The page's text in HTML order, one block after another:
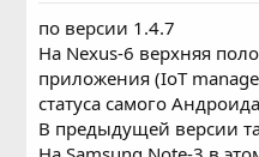
по версии 1.4.7
На Nexus-6 верхняя
приложения (IoT
статуса самого
В предыдущей версии